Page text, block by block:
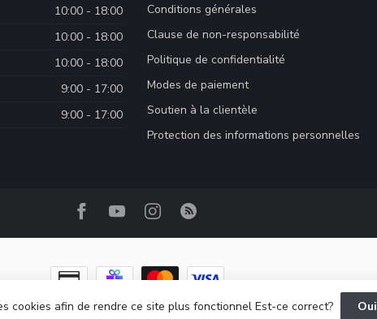
10:00 - 18:00
10:00 - 18:00
10:00 - 18:00
9:00 - 17:00
9:00 - 17:00
Conditions générales
Clause de non-responsabilité
Politique de confidentialité
Modes de paiement
Soutien à la clientèle
Protection des informations personnelles
Base.ca- Powered byLightspeed-Lightspeed designbyDyvelopment
cookies afin de rendre ce site plus fonctionnel Est-ce correct? Oui